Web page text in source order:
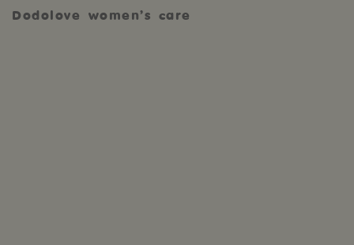
Dodolove women’s care